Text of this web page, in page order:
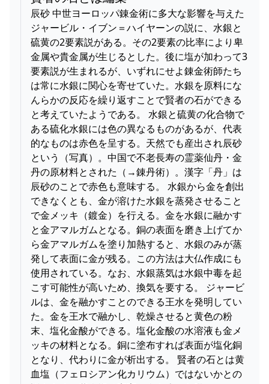
辰砂 中世ヨーロッパ錬金術に多大な影響を与えた
ジャービル・イブン＝ハイヤーンの説に、水銀と
硫黄の2要素説がある。その2要素の比率により卑
金属や貴金属が生じるとした。後に塩が加わって3
要素説が生まれるが、いずれにせよ錬金術師たち
は常に水銀に関心を寄せていた。水銀を原料にな
んらかの反応を繰り返すことで賢者の石ができる
と考えていたようである。 水銀と硫黄の化合物で
ある硫化水銀には色の異なるものがあるが、代表
的なものは赤色を呈する。天然でも産出され辰砂
という（写真）。中国で不老長寿の霊薬仙丹・金
丹の原材料とされた（→錬丹術）。漢字「丹」は
辰砂のことで赤色も意味する。 水銀から金を創出
できなくとも、金が溶けた水銀を蒸発させること
で金メッキ（鍍金）を行える。金を水銀に融かす
と金アマルガムとなる。銅の表面を磨き上げてか
ら金アマルガムを塗り加熱すると、水銀のみが蒸
発して表面に金が残る。この方法は大仏作成にも
使用されている。なお、水銀蒸気は水銀中毒を起
こす可能性が高いため、換気を要する。 ジャービ
ルは、金を融かすことのできる王水を発明してい
た。金を王水で融かし、乾燥させると黄色の粉
末、塩化金酸ができる。塩化金酸の水溶液も金メ
ッキの材料となる。銅に塗布すれば表面が塩化銅
となり、代わりに金が析出する。 賢者の石とは黄
血塩（フェロシアン化カリウム）ではないかとの